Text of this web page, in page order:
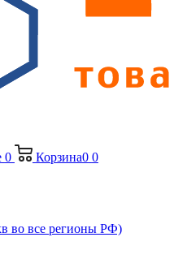
0 Корзина0 0
во все регионы РФ)